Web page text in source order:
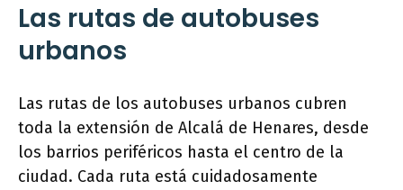
Las rutas de autobuses
urbanos
Las rutas de los autobuses urbanos cubren
toda la extensión de Alcalá de Henares, desde
los barrios periféricos hasta el centro de la
ciudad. Cada ruta está cuidadosamente